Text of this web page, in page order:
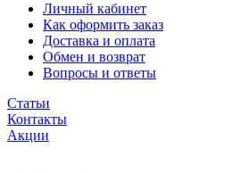
Личный кабинет
Как оформить заказ
Доставка и оплата
Обмен и возврат
Вопросы и ответы
Статьи
Контакты
Акции